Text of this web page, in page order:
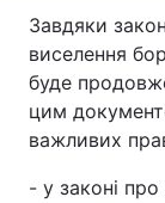
Завдяки
виселення
буде
цим
важливих
- у законі